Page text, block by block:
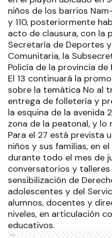
niños de los barrios
y 110, posteriormente
acto de clausura, con la
Secretaría de Deportes
Comunitaria, la
Policía de la provincia de
El 13 continuará la
sobre la temática No al
entrega de folletería y
la esquina de la avenida
zona de la peatonal, y lo
Para el 27 está prevista
niños y sus familias, en
durante todo el mes de
conversatorios y
sensibilización de
adolescentes y del
alumnos, docentes y
niveles, en articulación
educativos.
Ads